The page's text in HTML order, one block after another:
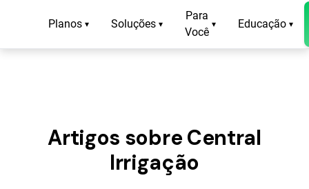
Planos ▾ Soluções ▾
Para
Você
▾ Educação ▾
Artigos sobre Central
Irrigação